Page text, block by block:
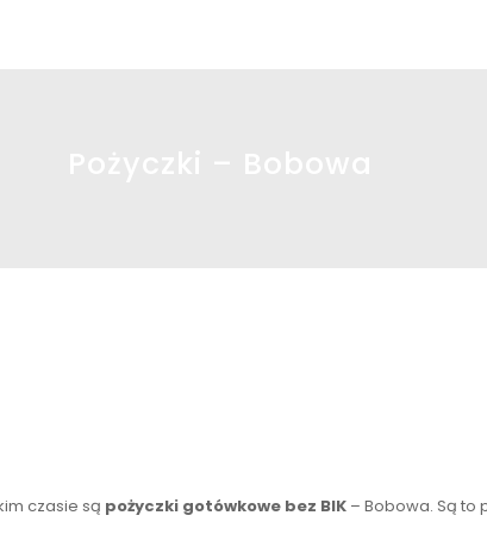
czasie są pożyczki gotówkowe bez BIK – Bobowa. Są to